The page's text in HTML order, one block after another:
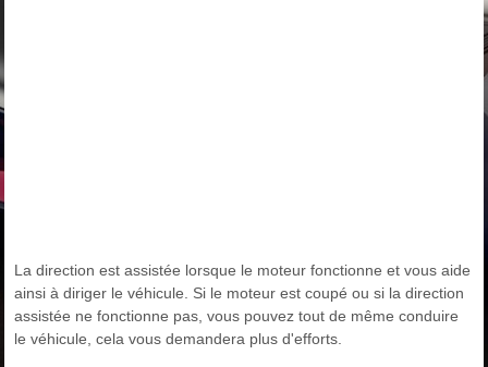
La direction est assistée lorsque le moteur fonctionne et vous aide
ainsi à diriger le véhicule. Si le moteur est coupé ou si la direction
assistée ne fonctionne pas, vous pouvez tout de même conduire
le véhicule, cela vous demandera plus d'efforts.